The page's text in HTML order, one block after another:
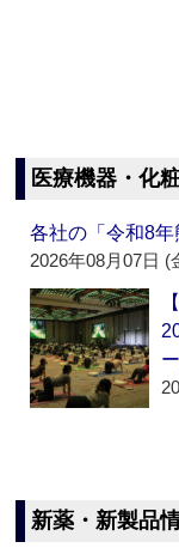
医療機器・化
各社の「令和8年
2026年08月07日 (
新薬・新製品